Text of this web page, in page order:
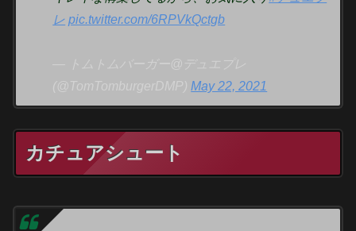
レ pic.twitter.com/6RPVkQctgb
— トムトムバーガー@デュエプレ
(@TomTomburgerDMP)May 22, 2021
カチュアシュート